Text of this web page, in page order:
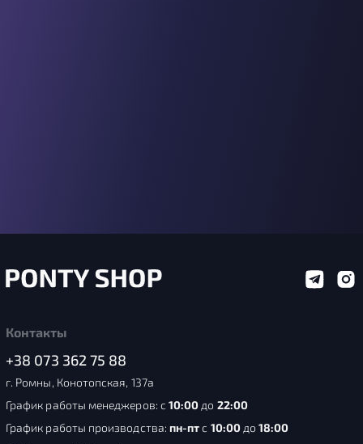
Контакты
+38 073 362 75 88
г. Ромны, Конотопская, 137а
График работы менеджеров: с 10:00 до 22:00
График работы производства: пн-птс 10:00до18:00